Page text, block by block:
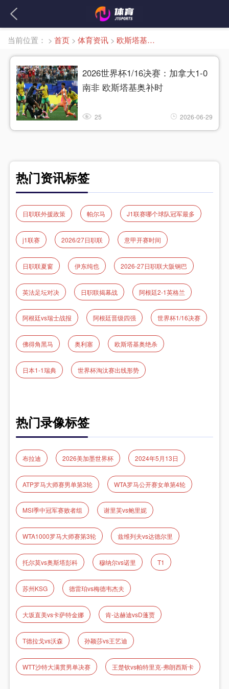
当前位置： > 首页 > 体育资讯 > 欧斯塔基奥绝杀
2026世界杯1/16决赛：加拿大1-0
南非 欧斯塔基奥补时
25 2026-06-29
热门资讯标签
日职联外援政策 帕尔马 J1联赛哪个球队冠军最多
j1联赛 2026/27日职联 意甲开赛时间
日职联夏窗 伊东纯也 2026-27日职联大阪钢巴
英法足坛对决 日职联揭幕战 阿根廷2-1英格兰
阿根廷vs瑞士战报 阿根廷晋级四强 世界杯1/16决赛
佛得角黑马 奥利塞 欧斯塔基奥绝杀
日本1-1瑞典 世界杯淘汰赛出线形势
热门录像标签
布拉迪 2026美加墨世界杯 2024年5月13日
ATP罗马大师赛男单第3轮 WTA罗马公开赛女单第4轮
MSI季中冠军赛败者组 谢里芙vs鲍里妮
WTA1000罗马大师赛第3轮 兹维列夫vs达德尔里
托尔莫vs奥斯塔彭科 穆纳尔vs诺里 T1
苏州KSG 德雷珀vs梅德韦杰夫
大坂直美vs卡萨特金娜 肯-达赫迪vsD蓬贾
T德拉戈vs沃森 孙颖莎vs王艺迪
WTT沙特大满贯男单决赛 王楚钦vs帕特里克-弗朗西斯卡